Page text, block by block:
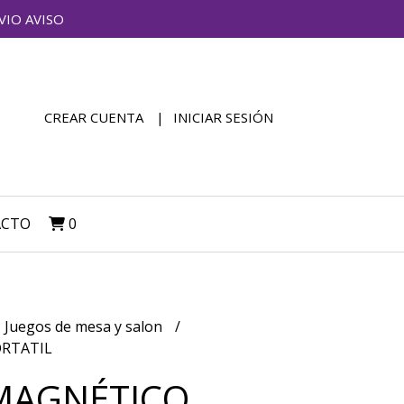
AVISO
CREAR CUENTA INICIAR SESIÓN
0
Juegos de mesa y salon